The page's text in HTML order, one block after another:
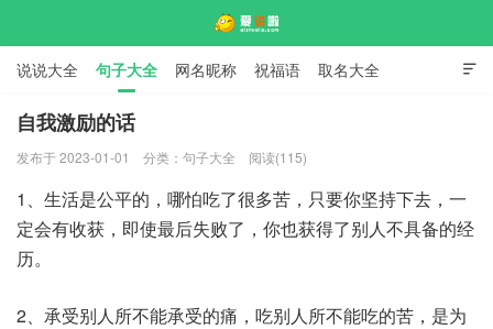

说说大全 句子大全 网名昵称 祝福语 取名大全
标语口号 签名大全
自我激励的话
发布于 2023-01-01 分类： 句子大全 阅读(115)
1、生活是公平的，哪怕吃了很多苦，只要你坚持下去，一
定会有收获，即使最后失败了，你也获得了别人不具备的经
历。
2、承受别人所不能承受的痛，吃别人所不能吃的苦，是为